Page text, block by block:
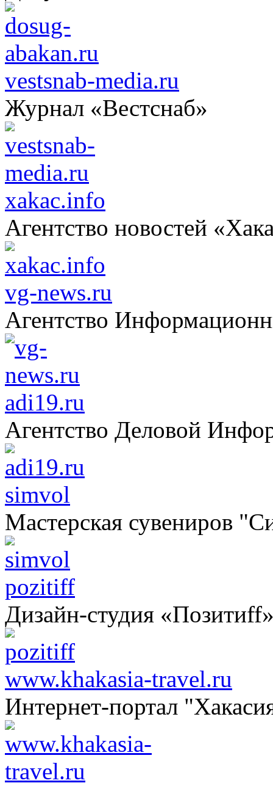
vestsnab-media.ru
Журнал «Вестснаб»
xakac.info
Агентство новостей
vg-news.ru
Агентство
adi19.ru
Агентство Деловой
simvol
Мастерская сувениров
pozitiff
Дизайн-студия
www.khakasia-travel.ru
Интернет-портал